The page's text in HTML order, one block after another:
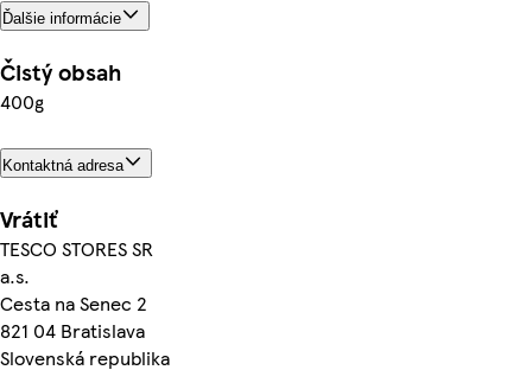
Ďalšie informácie
Čistý obsah
400g
Kontaktná adresa
Vrátiť
TESCO STORES SR
a.s.
Cesta na Senec 2
821 04 Bratislava
Slovenská republika